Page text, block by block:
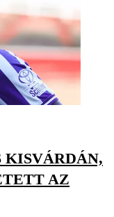
KISVÁRDÁN,
AZ